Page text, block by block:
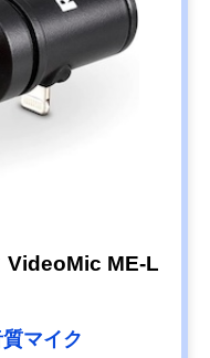
VideoMic ME-L
マイク